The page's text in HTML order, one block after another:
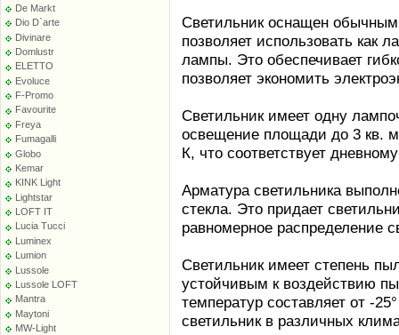
De Markt
Dio D`arte
Divinare
Domlustr
ELETTO
Evoluce
F-Promo
Favourite
Freya
Fumagalli
Globo
Kemar
KINK Light
Lightstar
LOFT IT
Lucia Tucci
Luminex
Lumion
Lussole
Lussole LOFT
Mantra
Maytoni
MW-Light
Светильник оснащен
позволяет использовать как
лампы. Это обеспечивает
позволяет экономить
Светильник имеет одну
освещение площади до 3 кв.
К, что соответствует
Арматура светильника
стекла. Это придает
равномерное распределение
Светильник имеет степень
устойчивым к воздействию
температур составляет от -
светильник в различных